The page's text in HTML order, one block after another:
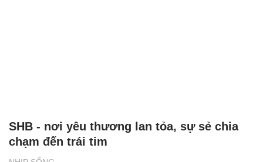
SHB - nơi yêu thương lan tỏa, sự sẻ chia
chạm đến trái tim